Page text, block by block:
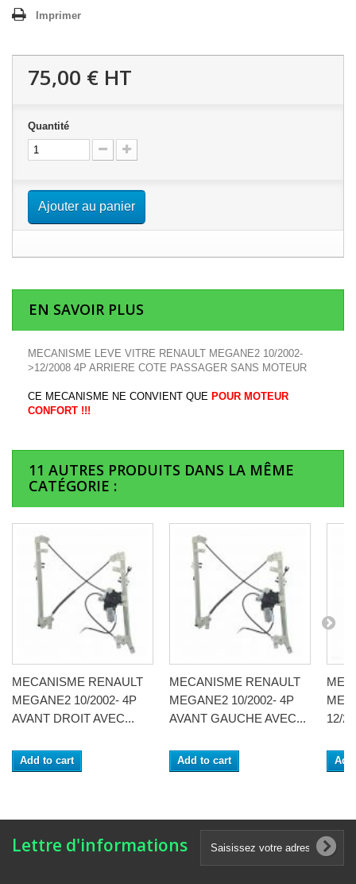
Imprimer
75,00 € HT
Quantité
Ajouter au panier
EN SAVOIR PLUS
MECANISME LEVE VITRE RENAULT MEGANE2 10/2002-
>12/2008 4P ARRIERE COTE PASSAGER SANS MOTEUR
CE MECANISME NE CONVIENT QUE POUR MOTEUR
CONFORT !!!
11 AUTRES PRODUITS DANS LA MÊME
CATÉGORIE :
MECANISME RENAULT
MEGANE2 10/2002- 4P
AVANT DROIT AVEC...
Add to cart
MECANISME RENAULT
MEGANE2 10/2002- 4P
AVANT GAUCHE AVEC...
Add to cart
12/
Lettre d'informations